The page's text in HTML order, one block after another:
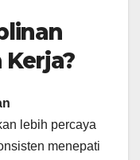
lebih percaya
menepati